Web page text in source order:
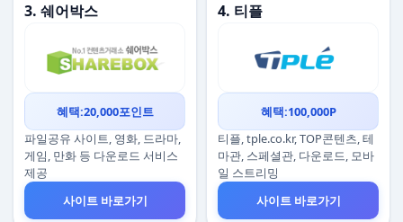
3. 쉐어박스
혜택:20,000포인트
파일공유 사이트, 영화, 드라마,
게임, 만화 등 다운로드 서비스
제공
사이트 바로가기
4. 티플
혜택:100,000P
티플, tple.co.kr, TOP콘텐츠, 테
마관, 스페셜관, 다운로드, 모바
일 스트리밍
사이트 바로가기